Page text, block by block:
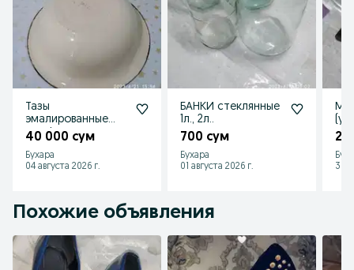
Тазы
эмалированные
для фруктов
40 000 сум
Бухара
04 августа 2026 г.
БАНКИ стеклянные
1л., 2л..
700 сум
Бухара
01 августа 2026 г.
30
Похожие объявления